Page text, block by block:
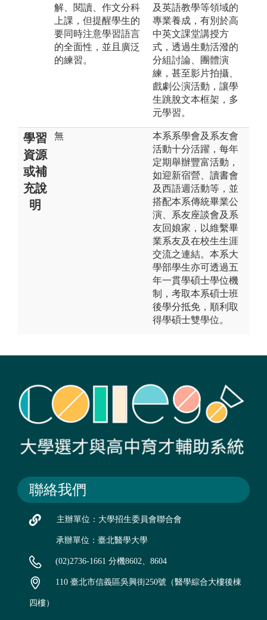
解、閱讀、作文分科
上課，但提醒學生的
要同時注意學習語言
的全面性，並且廣泛
的練習。
及英語教學等領域的
專業養成，有別於高
中英文課堂講授方
式，透過生動活潑的
分組討論、團體演
練，甚至影片拍攝、
戲劇公演活動，讓學
生跳脫文本框架，多
元學習。
學習
資源
或補
充說
明
無
本系系學會及系友會
活動十分活躍，每年
定期舉辦豐富活動，
如迎新宿營、讀書會
及西語週活動等，並
搭配本系傳統畢業公
演、系友座談會及系
友回娘家，以維繫畢
業系友及在校生生涯
交流之連結。本系大
學部學生亦可透過五
年一貫學碩士學位機
制，考取本系碩士班
後學分抵免，順利取
得學碩士雙學位。
聯絡我們
主辦單位：大學招生委員會聯合會
承辦單位：臺北醫學大學
(02)2736-1661 分機8602、8604
110 臺北市信義區吳興街250號（醫學綜合大樓後棟
四樓）